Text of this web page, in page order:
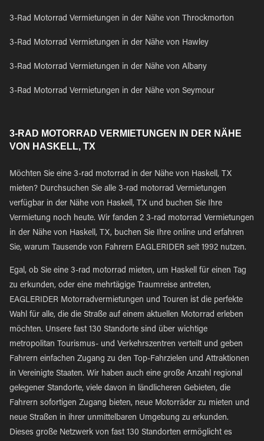
3-Rad Motorrad Vermietungen in der Nähe von Throckmorton
3-Rad Motorrad Vermietungen in der Nähe von Hawley
3-Rad Motorrad Vermietungen in der Nähe von Albany
3-Rad Motorrad Vermietungen in der Nähe von Seymour
3-RAD MOTORRAD VERMIETUNGEN IN DER NÄHE
VON HASKELL, TX
Möchten Sie eine 3-rad motorrad in der Nähe von Haskell, TX
mieten? Durchsuchen Sie alle 3-rad motorrad Vermietungen
verfügbar in der Nähe von Haskell, TX und buchen Sie Ihre
Vermietung noch heute. Wir fanden 2 3-rad motorrad Vermietungen
in der Nähe von Haskell, TX, buchen Sie Ihre online und erfahren
Sie, warum Tausende von Fahrern EAGLERIDER seit 1992 nutzen.
Egal, ob Sie eine 3-rad motorrad mieten, um Haskell für einen Tag
zu erkunden, oder eine mehrtägige Traumreise antreten,
EAGLERIDER Motorradvermietungen und Touren ist die perfekte
Wahl für alle, die die Straße auf einem aktuellen Motorrad erleben
möchten. Unsere fast 130 Standorte sind über wichtige
metropolitan Tourismus- und Verkehrszentren verteilt und geben
Fahrern einfachen Zugang zu den Top-Fahrzielen und Attraktionen
in Vereinigte Staaten. Wir haben auch eine große Anzahl regional
gelegener Standorte, viele davon in ländlicheren Gebieten, die
Fahrern sofortigen Zugang bieten, neue Motorräder zu mieten und
neue Straßen in ihrer unmittelbaren Umgebung zu erkunden.
Dieses große Netzwerk von fast 130 Standorten ermöglicht es